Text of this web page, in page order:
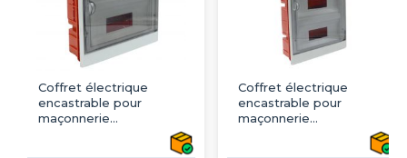
Coffret électrique
encastrable pour
maçonnerie
350x310x90mm IP40 -
2 rangée de 12 modules
Coffret électrique
encastrable pour
maçonnerie
470x310x90mm IP40 -
3 rangée de 12 modules